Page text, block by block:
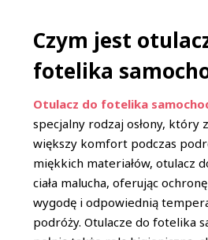
Czym jest
fotelika
Otulacz do fotelika
specjalny rodzaj osłony, który
większy komfort podczas
miękkich materiałów, otulacz
ciała malucha, oferując
wygodę i odpowiednią
podróży. Otulacze do fotelika